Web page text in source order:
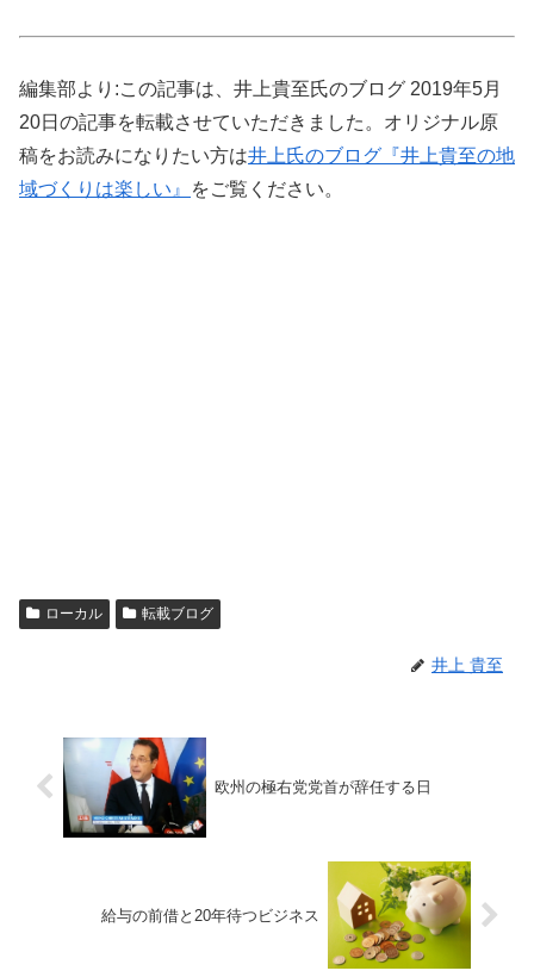
編集部より:この記事は、井上貴至氏のブログ 2019年5月
20日の記事を転載させていただきました。オリジナル原
稿をお読みになりたい方は井上氏のブログ『井上貴至の地
域づくりは楽しい』
をご覧ください。
ローカル 転載ブログ
井上 貴至
欧州の極右党党首が辞任する日
給与の前借と20年待つビジネス